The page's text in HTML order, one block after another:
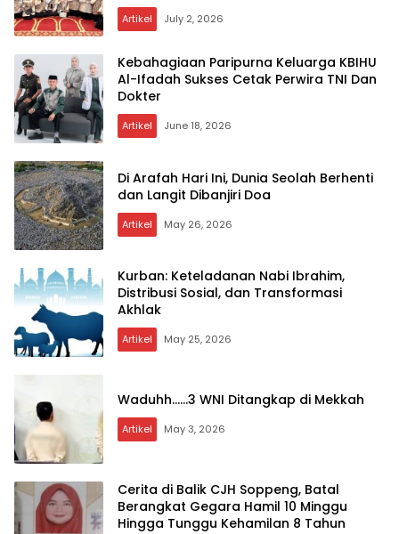
Artikel July 2, 2026
Kebahagiaan Paripurna Keluarga KBIHU
Al-Ifadah Sukses Cetak Perwira TNI Dan
Dokter
Artikel June 18, 2026
Di Arafah Hari Ini, Dunia Seolah Berhenti
dan Langit Dibanjiri Doa
Artikel May 26, 2026
Kurban: Keteladanan Nabi Ibrahim,
Distribusi Sosial, dan Transformasi
Akhlak
Artikel May 25, 2026
Waduhh……3 WNI Ditangkap di Mekkah
Artikel May 3, 2026
Cerita di Balik CJH Soppeng, Batal
Berangkat Gegara Hamil 10 Minggu
Hingga Tunggu Kehamilan 8 Tahun